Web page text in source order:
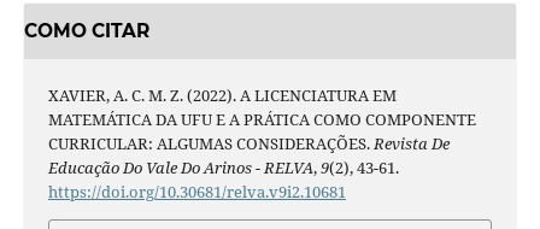
COMO CITAR
XAVIER, A. C. M. Z. (2022). A LICENCIATURA EM
MATEMÁTICA DA UFU E A PRÁTICA COMO COMPONENTE
CURRICULAR: ALGUMAS CONSIDERAÇÕES.Revista De
Educação Do Vale Do Arinos - RELVA,9(2), 43-61.
https://doi.org/10.30681/relva.v9i2.10681